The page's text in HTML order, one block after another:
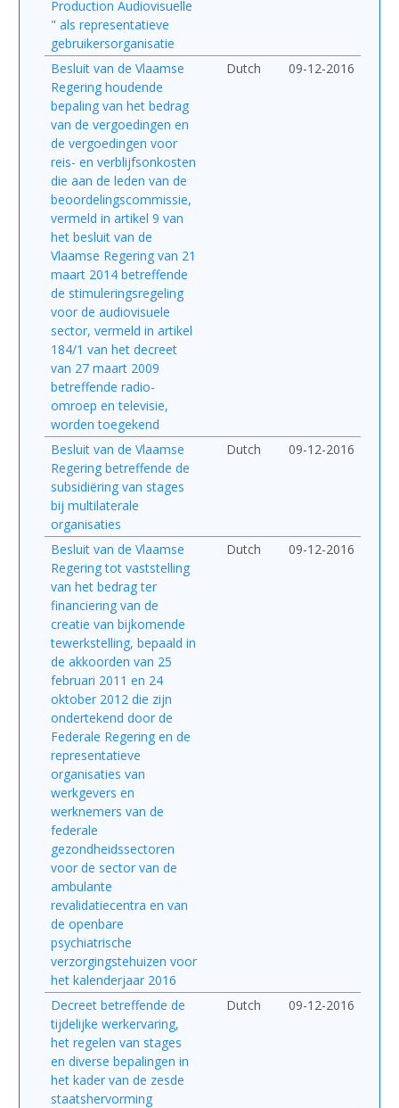
Production Audiovisuelle
" als representatieve
gebruikersorganisatie
Besluit van de Vlaamse
Regering houdende
bepaling van het bedrag
van de vergoedingen en
de vergoedingen voor
reis- en verblijfsonkosten
die aan de leden van de
beoordelingscommissie,
vermeld in artikel 9 van
het besluit van de
Vlaamse Regering van 21
maart 2014 betreffende
de stimuleringsregeling
voor de audiovisuele
sector, vermeld in artikel
184/1 van het decreet
van 27 maart 2009
betreffende radio-
omroep en televisie,
worden toegekend
Dutch 09-12-2016
Besluit van de Vlaamse
Regering betreffende de
subsidiëring van stages
bij multilaterale
organisaties
Dutch 09-12-2016
Besluit van de Vlaamse
Regering tot vaststelling
van het bedrag ter
financiering van de
creatie van bijkomende
tewerkstelling, bepaald in
de akkoorden van 25
februari 2011 en 24
oktober 2012 die zijn
ondertekend door de
Federale Regering en de
representatieve
organisaties van
werkgevers en
werknemers van de
federale
gezondheidssectoren
voor de sector van de
ambulante
revalidatiecentra en van
de openbare
psychiatrische
verzorgingstehuizen voor
het kalenderjaar 2016
Dutch 09-12-2016
Decreet betreffende de
tijdelijke werkervaring,
het regelen van stages
en diverse bepalingen in
het kader van de zesde
staatshervorming
Dutch 09-12-2016